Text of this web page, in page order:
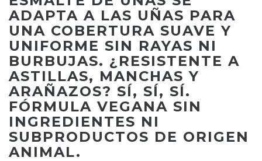
ADAPTA A LAS UÑAS PARA
UNA COBERTURA SUAVE Y
UNIFORME SIN RAYAS NI
BURBUJAS. ¿RESISTENTE A
ASTILLAS, MANCHAS Y
ARAÑAZOS? SÍ, SÍ, SÍ.
FÓRMULA VEGANA SIN
INGREDIENTES NI
SUBPRODUCTOS DE ORIGEN
ANIMAL.